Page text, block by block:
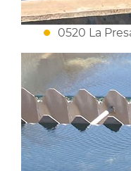
0520 La